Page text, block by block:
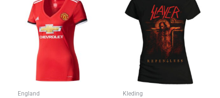
England
product
heeft
Kleding
product
heeft
optie
kan
gekozen